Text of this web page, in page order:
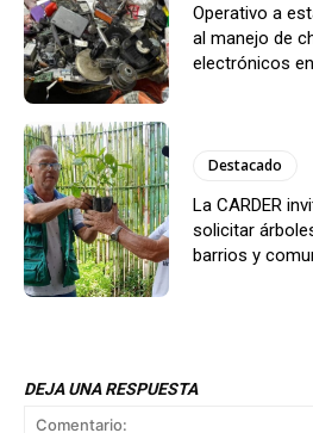
Operativo a
al manejo de
electrónicos
Destacado
La CARDER
solicitar
barrios y
DEJA UNA RESPUESTA